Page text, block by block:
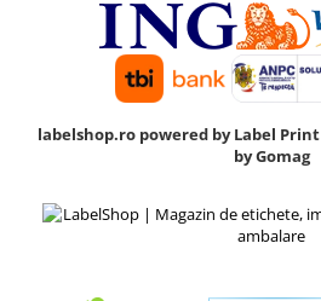
labelshop.ro powered by Label Print
by Gomag